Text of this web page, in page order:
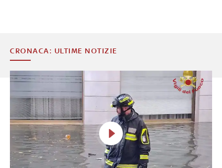
CRONACA: ULTIME NOTIZIE